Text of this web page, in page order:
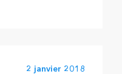
2 janvier 2018